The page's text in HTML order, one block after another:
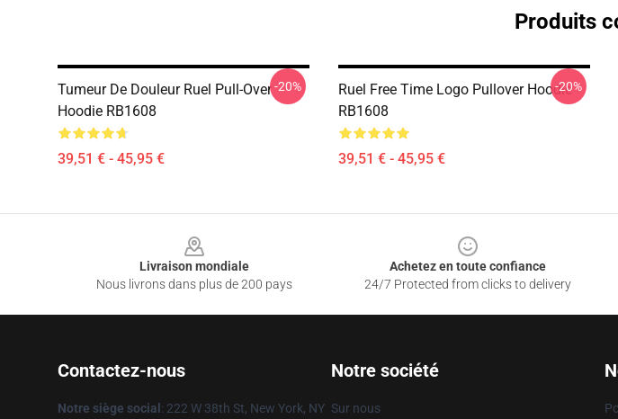
Produits
Tumeur De Douleur Ruel Pull-Over
Hoodie RB1608
39,51 € - 45,95 €
-20%
Ruel Free Time Logo Pullover Hoodie
RB1608
39,51 € - 45,95 €
-20%
Livraison mondiale
Nous livrons dans plus de 200 pays
Achetez en toute confiance
24/7 Protected from clicks to delivery
Contactez-nous
Notre siège social : 222 W 38th St, New York, NY
Notre société
Sur nous